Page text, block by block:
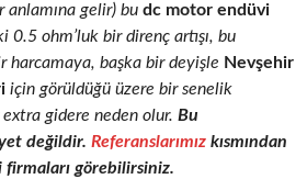
anlamına gelir) bu dc motor endüvi
0.5 ohm’luk bir direnç artışı, bu
başka bir deyişle Nevşehir
için görüldüğü üzere bir senelik
gidere neden olur. Bu
değildir. Referanslarımız kısmından
görebilirsiniz.